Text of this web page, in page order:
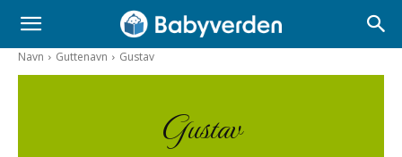
Navn Guttenavn Gustav
Gustav